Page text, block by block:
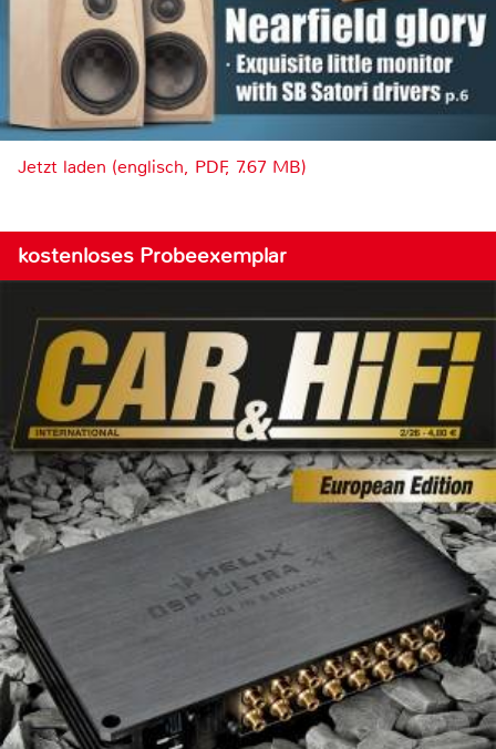
Jetzt laden (englisch, PDF, 7.67 MB)
kostenloses Probeexemplar